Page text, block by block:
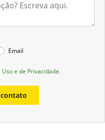
Email
e de Privacidade.